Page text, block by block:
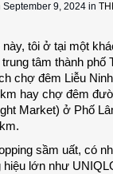
September 9, 2024 in
tôi ở tại một
tâm thành phố
chợ đêm Liễu
hay chợ đêm
Market) ở Phố
sầm uất, có
lớn như